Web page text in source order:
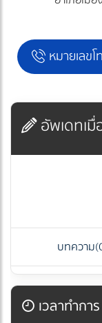
หมายเลข
อัพเดทเมื่
บทความ
เวลาทำการ